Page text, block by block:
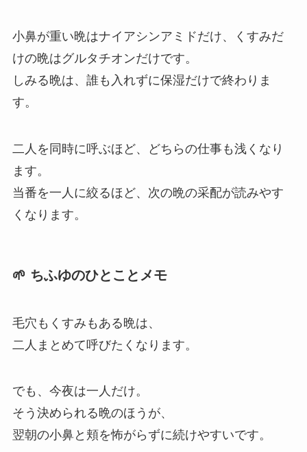
小鼻が重い晩はナイアシンアミドだけ、くすみだ
けの晩はグルタチオンだけです。
しみる晩は、誰も入れずに保湿だけで終わりま
す。
二人を同時に呼ぶほど、どちらの仕事も浅くなり
ます。
当番を一人に絞るほど、次の晩の采配が読みやす
くなります。
🌱 ちふゆのひとことメモ
毛穴もくすみもある晩は、
二人まとめて呼びたくなります。
でも、今夜は一人だけ。
そう決められる晩のほうが、
翌朝の小鼻と頬を怖がらずに続けやすいです。